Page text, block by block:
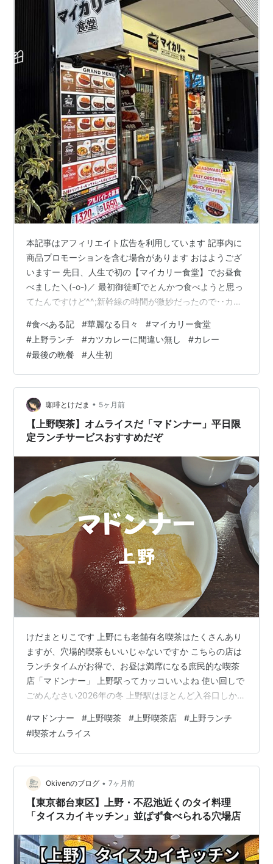
本記事はアフィリエイト広告を利用しています 記事内に
商品プロモーションを含む場合があります おはようござ
いますー 先日、人生で初の【マイカリー食堂】でお昼食
べました＼(-o-)／ 最初御徒町でとんかつ食べようと思っ
てたんですけど^^;新幹線の時間が微妙だったので･･カレ
索したら おらあ＼(◎o◎)／マイカリー食堂があるじゃな
いかっ！！ 【マイカリー食堂 上野店】 人生初！入店で
ございますっ！笑 色々なメニューが掲げられていて･･ ど
れにしようか迷っちゃう^^; 情報量が多いと最近の私は特
に脳がフリーズしちゃうので･･笑 都会にいるだけで情報
量…
#食べある記 #華麗なる日々 #マイカリー食堂
# 上野ランチ #カツカレーに間違い無し #カレー
#最後の晩餐 #人生初
珈琲とけだま • 5ヶ月前
【上野喫茶】オムライスだ「マドンナー」平日限
定ランチサービスおすすめだぞ
けだまとりこです 上野にも老舗有名喫茶はたくさんあり
ますが、穴場的喫茶もいいじゃないですか こちらの店は
ランチタイムがお得で、お昼は満席になる庶民的な喫茶
店「マドンナー」 上野駅ってカッコいいよね 使い回しで
ごめんなさい2026年の冬 上野駅はほとんど入谷口しか利
喫茶マドンナー 定食屋？洋食屋？ とあるお店が20人待ち
で『さてどうしましょう』 振り向いた先にマドンナーが
待ってました コーヒー付きランチは安い 支払いが現金の
み、だから安い 昔ながらの喫茶店 2階から地下まであ
る、昔から営業していそうはお店 白を基調とした洋食屋
さんの雰囲気も感…
#マドンナー # 上野喫茶 # 上野喫茶店 # 上野ランチ
#喫茶オムライス
Okivenのブログ • 7ヶ月前
【東京都台東区】上野・不忍池近くのタイ料理
「タイスカイキッチン」並ばず食べられる穴場店